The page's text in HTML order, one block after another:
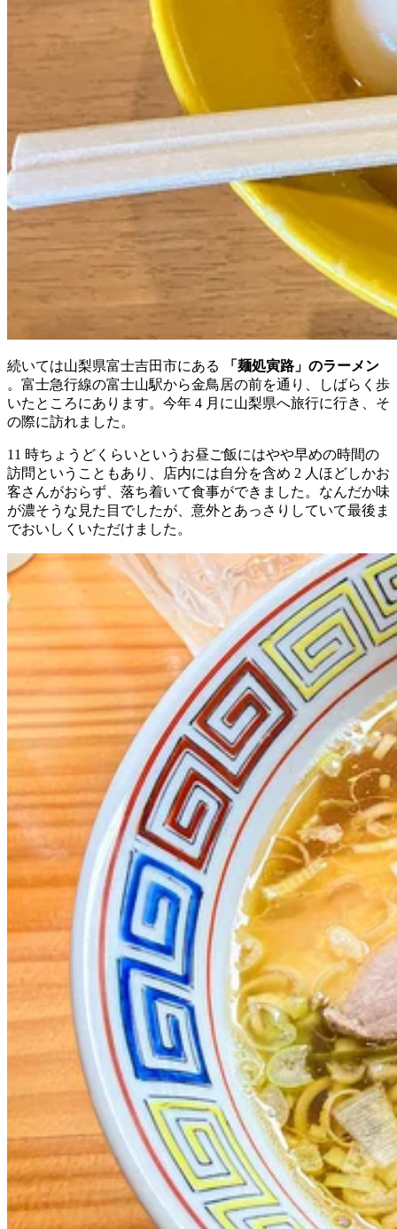
続いては山梨県富士吉田市にある
「麺処寅路」のラーメン
。富士急行線の富士山駅から金鳥居の前を通り、しばらく歩
いたところにあります。今年 4 月に山梨県へ旅行に行き、そ
の際に訪れました。
11 時ちょうどくらいというお昼ご飯にはやや早めの時間の
訪問ということもあり、店内には自分を含め 2 人ほどしかお
客さんがおらず、落ち着いて食事ができました。なんだか味
が濃そうな見た目でしたが、意外とあっさりしていて最後ま
でおいしくいただけました。